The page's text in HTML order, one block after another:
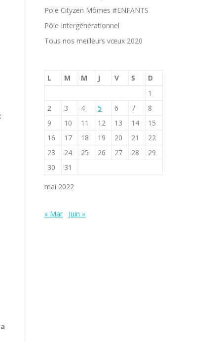
Pole Cityzen Mômes #ENFANTS
Pôle Intergénérationnel
Tous nos meilleurs vœux 2020
mai 2022
L M M J V S
D
1
2
3 4 5 6 7
8
9
10 11 12 13 14
15
16
17 18 19 20 21
22
23
24 25 26 27 28
29
30
31
« Mar Juin »